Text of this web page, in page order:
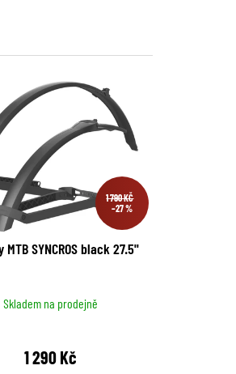
1 790 KČ
–27 %
SYNCROS black 27.5''
Skladem na prodejně
1 290 Kč